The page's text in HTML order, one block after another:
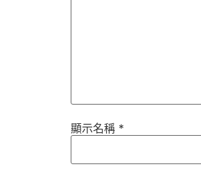
顯示名稱 *